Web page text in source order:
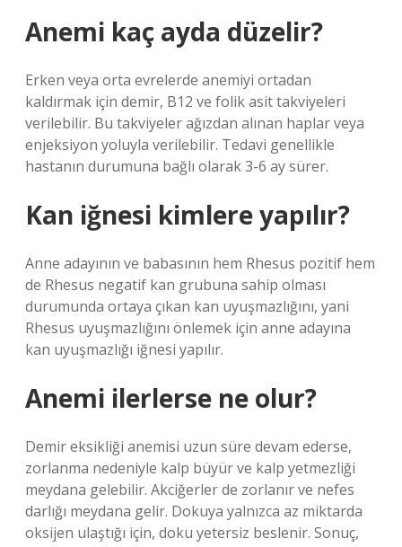
Anemi kaç ayda düzelir?
Erken veya orta evrelerde anemiyi ortadan
kaldırmak için demir, B12 ve folik asit takviyeleri
verilebilir. Bu takviyeler ağızdan alınan haplar veya
enjeksiyon yoluyla verilebilir. Tedavi genellikle
hastanın durumuna bağlı olarak 3-6 ay sürer.
Kan iğnesi kimlere yapılır?
Anne adayının ve babasının hem Rhesus pozitif hem
de Rhesus negatif kan grubuna sahip olması
durumunda ortaya çıkan kan uyuşmazlığını, yani
Rhesus uyuşmazlığını önlemek için anne adayına
kan uyuşmazlığı iğnesi yapılır.
Anemi ilerlerse ne olur?
Demir eksikliği anemisi uzun süre devam ederse,
zorlanma nedeniyle kalp büyür ve kalp yetmezliği
meydana gelebilir. Akciğerler de zorlanır ve nefes
darlığı meydana gelir. Dokuya yalnızca az miktarda
oksijen ulaştığı için, doku yetersiz beslenir. Sonuç,